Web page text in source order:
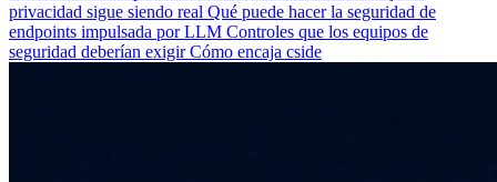
privacidad sigue siendo real Qué puede hacer la seguridad de
endpoints impulsada por LLM Controles que los equipos de
seguridad deberían exigirCómo encaja cside